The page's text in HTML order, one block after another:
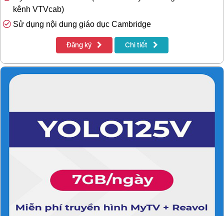
kênh VTVcab)
Sử dụng nội dung giáo dục Cambridge
Đăng ký Chi tiết